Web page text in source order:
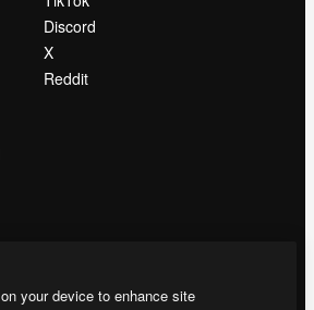
Discord
X
Reddit
your device to enhance site